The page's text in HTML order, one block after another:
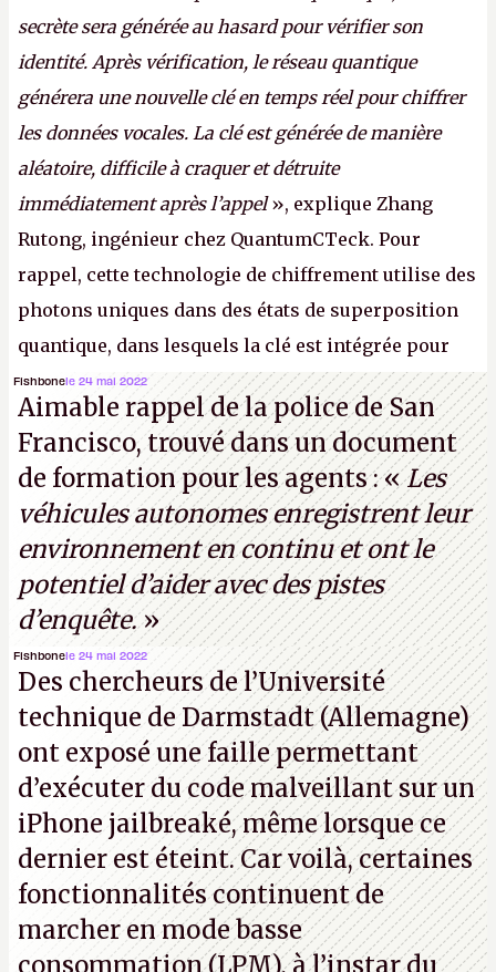
secrète sera générée au hasard pour vérifier son
identité. Après vérification, le réseau quantique
générera une nouvelle clé en temps réel pour chiffrer
les données vocales. La clé est générée de manière
aléatoire, difficile à craquer et détruite
immédiatement après l’appel», explique Zhang
Rutong, ingénieur chez QuantumCTeck. Pour
rappel, cette technologie de chiffrement utilise des
photons uniques dans des états de superposition
quantique, dans lesquels la clé est intégrée pour
garantir une sécurité inconditionnelle entre des
parties distantes. Vous ne comprenez rien ? C’est
normal, ça fait toujours ça avec le quantique.
(Crédit photo : China Telecom)
Fishbonele 24 mai 2022
Aimable rappel de la police de San
Francisco, trouvé dans un document
de formation pour les agents : «Les
véhicules autonomes enregistrent leur
environnement en continu et ont le
potentiel d’aider avec des pistes
d’enquête.»
Fishbonele 24 mai 2022
Des chercheurs de l’Université
technique de Darmstadt (Allemagne)
ont exposé une faille permettant
d’exécuter du code malveillant sur un
iPhone jailbreaké, même lorsque ce
dernier est éteint. Car voilà, certaines
fonctionnalités continuent de
marcher en mode basse
consommation (LPM), à l’instar du